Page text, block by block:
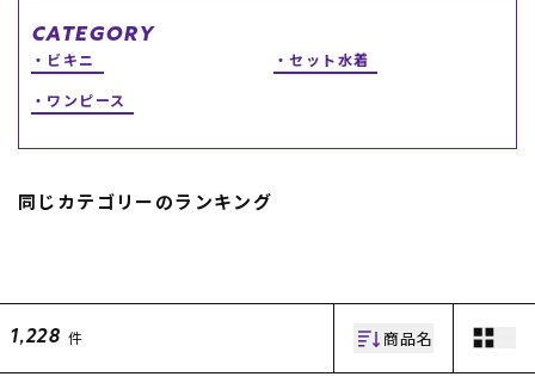
覧
スタッフスナップ
フ
ー
アフターサポート
お問い合わせ
CATEGORY
ビキニ
セット水着
ワンピース
同じカテゴリーのランキング
1,228 件 商品名